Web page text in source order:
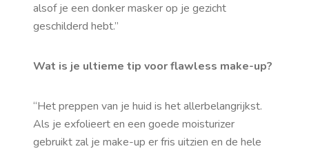
alsof je een donker masker op je gezicht
geschilderd hebt.”
Wat is je ultieme tip voorflawless make-up?
“Het preppen van je huid is het allerbelangrijkst.
Als je exfolieert en een goede moisturizer
gebruikt zal je make-up er fris uitzien en de hele